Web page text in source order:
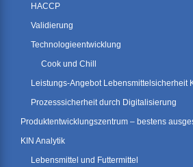
HACCP
Validierung
Technologieentwicklung
Cook und Chill
Leistungs-Angebot Lebensmittelsicherheit
Prozesssicherheit durch Digitalisierung
Produktentwicklungszentrum – bestens
KIN Analytik
Lebensmittel und Futtermittel